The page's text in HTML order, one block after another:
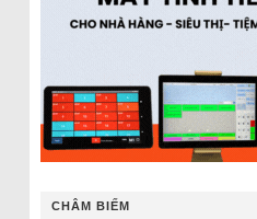
CHÂM BIẾM